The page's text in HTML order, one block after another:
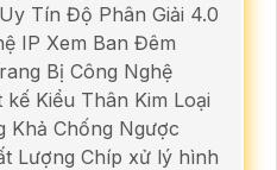
Tín Độ Phân Giải 4.0
IP Xem Ban Đêm
Bị Công Nghệ
Kiểu Thân Kim Loại
Khả Chống Ngược
Lượng Chíp xử lý hình